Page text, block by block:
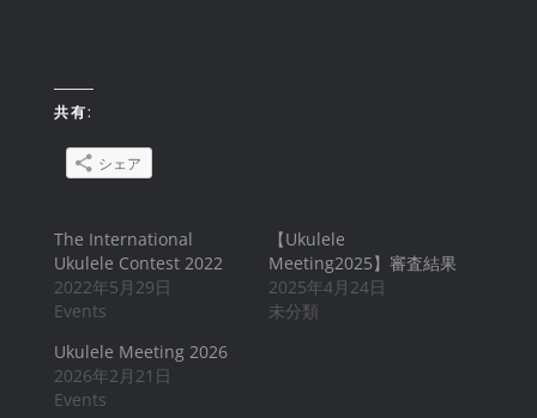
共有:
シェア
The International
Ukulele Contest 2022
2022年5月29日
Events
【Ukulele
Meeting2025】審査結果
2025年4月24日
未分類
Ukulele Meeting 2026
2026年2月21日
Events